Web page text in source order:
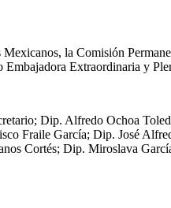
la Comisión
Embajadora Extraordinaria y
Dip. Alfredo Ochoa
Fraile García; Dip. José
Cortés; Dip. Miroslava